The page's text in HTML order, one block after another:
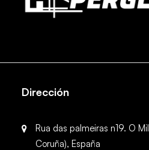
Dirección
Rua das palmeiras n19. O
Coruña), España